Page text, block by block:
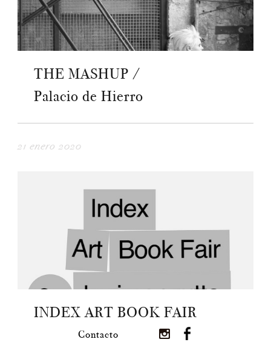
Contacto
THE MASHUP /
Palacio de Hierro
21 enero 2020
INDEX ART BOOK FAIR